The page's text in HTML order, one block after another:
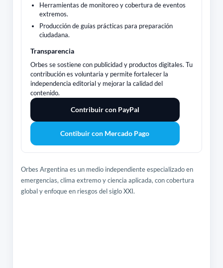
Herramientas de monitoreo y cobertura de eventos
extremos.
Producción de guías prácticas para preparación
ciudadana.
Transparencia
Orbes se sostiene con publicidad y productos digitales. Tu
contribución es voluntaria y permite fortalecer la
independencia editorial y mejorar la calidad del
contenido.
Contribuir con PayPal
Contibuir con Mercado Pago
Orbes Argentina es un medio independiente especializado en
emergencias, clima extremo y ciencia aplicada, con cobertura
global y enfoque en riesgos del siglo XXI.